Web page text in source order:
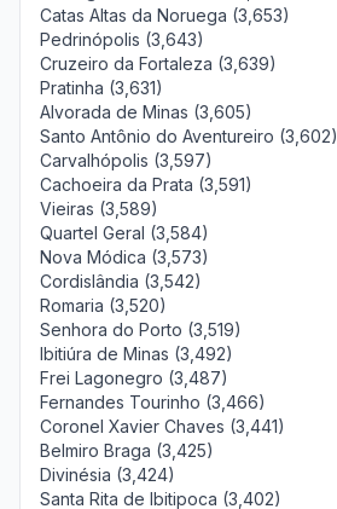
Catas Altas da Noruega (3,653)
Pedrinópolis (3,643)
Cruzeiro da Fortaleza (3,639)
Pratinha (3,631)
Alvorada de Minas (3,605)
Santo Antônio do Aventureiro (3,602)
Carvalhópolis (3,597)
Cachoeira da Prata (3,591)
Vieiras (3,589)
Quartel Geral (3,584)
Nova Módica (3,573)
Cordislândia (3,542)
Romaria (3,520)
Senhora do Porto (3,519)
Ibitiúra de Minas (3,492)
Frei Lagonegro (3,487)
Fernandes Tourinho (3,466)
Coronel Xavier Chaves (3,441)
Belmiro Braga (3,425)
Divinésia (3,424)
Santa Rita de Ibitipoca (3,402)